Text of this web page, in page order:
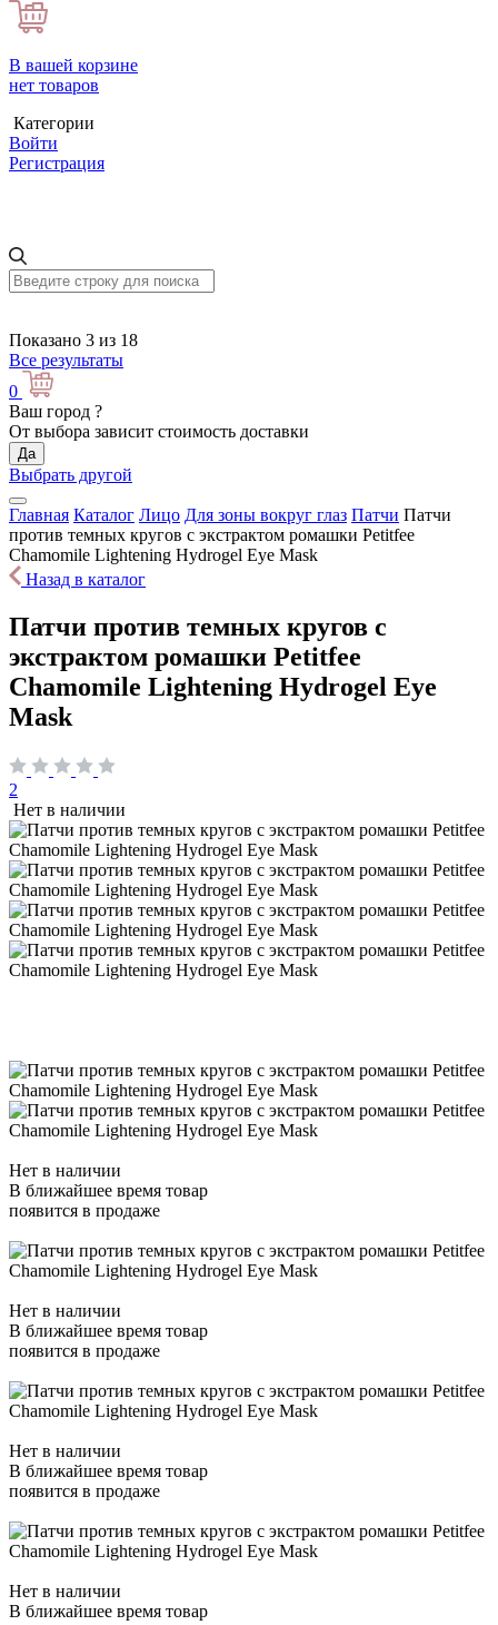
В вашей корзине
нет товаров
Категории
Войти
Регистрация
Показано 3 из 18
Все результаты
0
Ваш город ?
От выбора зависит стоимость доставки
Да
Выбрать другой
Главная Каталог Лицо Для зоны вокруг глаз Патчи Патчи
против темных кругов с экстрактом ромашки Petitfee
Chamomile Lightening Hydrogel Eye Mask
Назад в каталог
Патчи против темных кругов с
экстрактом ромашки Petitfee
Chamomile Lightening Hydrogel Eye
Mask
2
Нет в наличии
Нет в наличии
В ближайшее время товар
появится в продаже
Нет в наличии
В ближайшее время товар
появится в продаже
Нет в наличии
В ближайшее время товар
появится в продаже
Нет в наличии
В ближайшее время товар